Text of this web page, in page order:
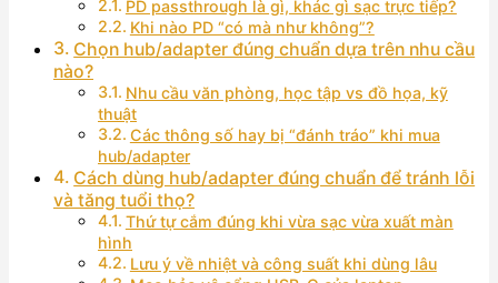
PD passthrough là gì, khác gì sạc trực tiếp?
Khi nào PD “có mà như không”?
Chọn hub/adapter đúng chuẩn dựa trên nhu cầu
nào?
Nhu cầu văn phòng, học tập vs đồ họa, kỹ
thuật
Các thông số hay bị “đánh tráo” khi mua
hub/adapter
Cách dùng hub/adapter đúng chuẩn để tránh lỗi
và tăng tuổi thọ?
Thứ tự cắm đúng khi vừa sạc vừa xuất màn
hình
Lưu ý về nhiệt và công suất khi dùng lâu